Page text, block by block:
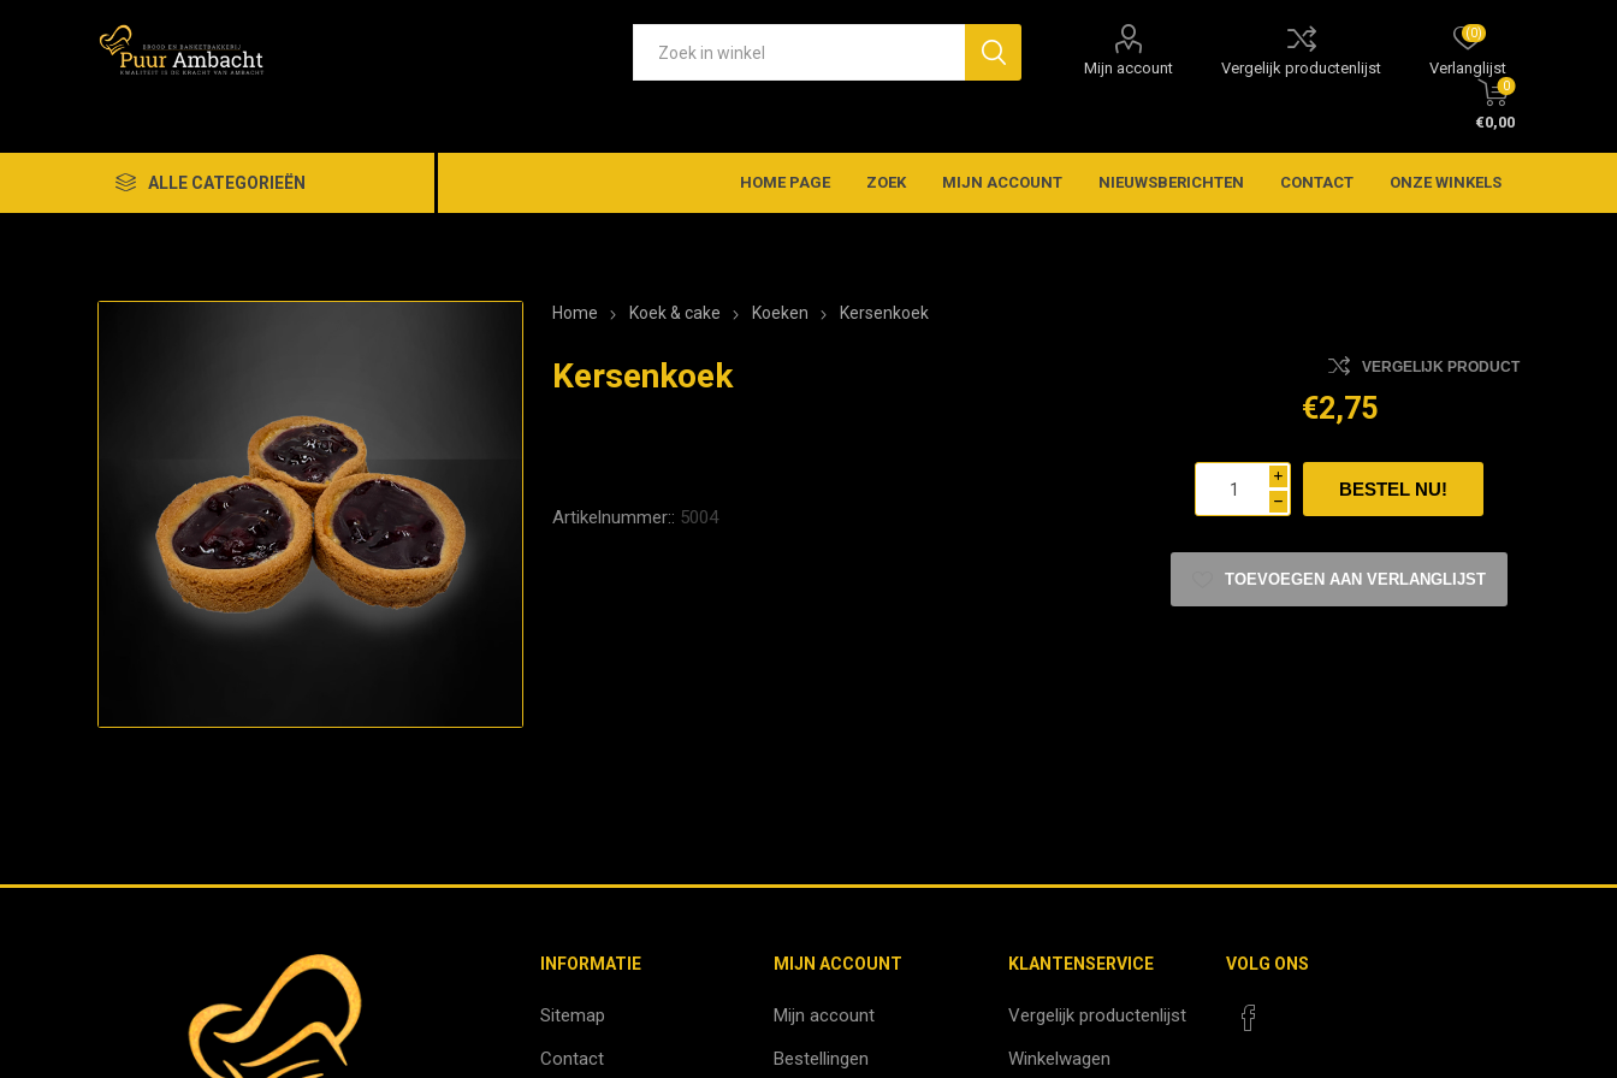
Mijn account Vergelijk productenlijst Verlanglijst
(0)
0
€0,00
ALLE CATEGORIEËN HOME PAGE ZOEK MIJN ACCOUNT NIEUWSBERICHTEN CONTACT ONZE WINKELS
Home Koek & cake Koeken Kersenkoek
Kersenkoek VERGELIJK PRODUCT
Artikelnummer:: 5004
€2,75
i
h
TOEVOEGEN AAN VERLANGLIJST
INFORMATIE
Sitemap
Contact
MIJN ACCOUNT
Mijn account
Bestellingen
KLANTENSERVICE
Vergelijk productenlijst
Winkelwagen
VOLG ONS